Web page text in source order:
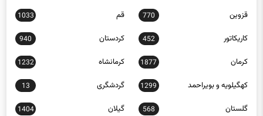
قزوین 770 قم 1033
کاریکاتور 452 کردستان 940
کرمان 1877 کرمانشاه 1232
کهگیلویه و بویراحمد 1299 گردشگری 13
گلستان 568 گیلان 1404